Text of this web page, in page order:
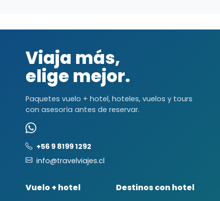
Viaja más,
elige mejor.
Paquetes vuelo + hotel, hoteles, vuelos y tours
con asesoría antes de reservar.
+56 9 8199 1292
info@travelviajes.cl
Vuelo + hotel Destinos con hotel